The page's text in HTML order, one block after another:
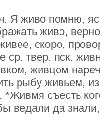
Я живо помню,
живо,
скоро,
твер. пск.
живцом
рыбу живьем,
*Живмя съесть
ведали да